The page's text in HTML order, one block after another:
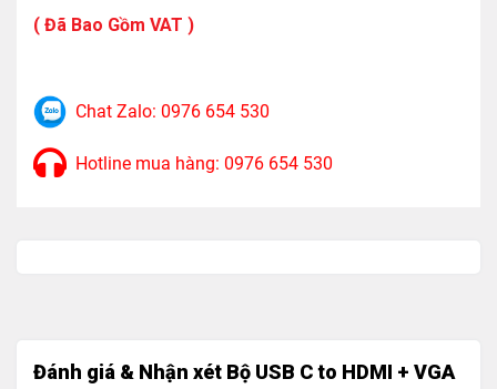
1920x1080P@60Hz
Hỗ trợ đọc và ghi, truyền dữ liệu từ 2 thẻ nhớ cùng 1
lúc.
( Đã Bao Gồm VAT )
Chat Zalo: 0976 654 530
Hotline mua hàng: 0976 654 530
Đánh giá & Nhận xét Bộ USB C to HDMI + VGA